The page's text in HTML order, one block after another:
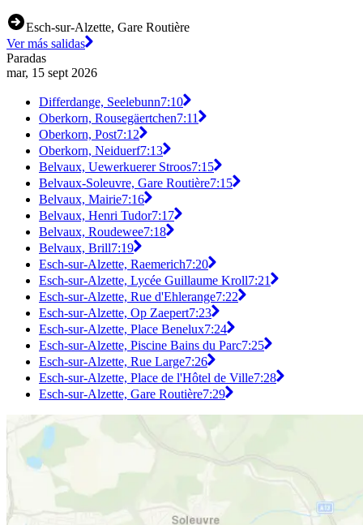
Esch-sur-Alzette, Gare Routière
Ver más salidas
Paradas
mar, 15 sept 2026
Differdange, Seelebunn7:10
Oberkorn, Rousegäertchen7:11
Oberkorn, Post7:12
Oberkorn, Neiduerf7:13
Belvaux, Uewerkuerer Stroos7:15
Belvaux-Soleuvre, Gare Routière7:15
Belvaux, Mairie7:16
Belvaux, Henri Tudor7:17
Belvaux, Roudewee7:18
Belvaux, Brill7:19
Esch-sur-Alzette, Raemerich7:20
Esch-sur-Alzette, Lycée Guillaume Kroll7:21
Esch-sur-Alzette, Rue d'Ehlerange7:22
Esch-sur-Alzette, Op Zaepert7:23
Esch-sur-Alzette, Place Benelux7:24
Esch-sur-Alzette, Piscine Bains du Parc7:25
Esch-sur-Alzette, Rue Large7:26
Esch-sur-Alzette, Place de l'Hôtel de Ville7:28
Esch-sur-Alzette, Gare Routière7:29